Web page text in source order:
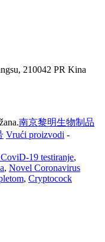
210042 PR Kina
南京黎明生物制品
Vrući proizvodi -
19 testiranje,
, Novel Coronavirus
, Cryptocock